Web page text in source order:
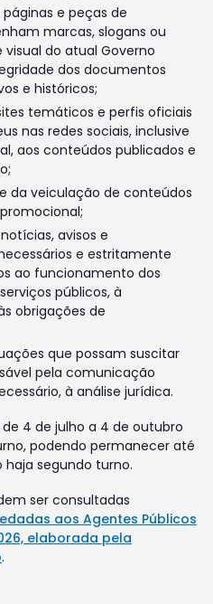
e peças de
marcas, slogans ou
do atual Governo
dos documentos
e históricos;
temáticos e perfis oficiais
nas redes sociais, inclusive
aos conteúdos publicados e
da veiculação de conteúdos
avisos e
e estritamente
ao funcionamento dos
públicos, à
obrigações de
que possam suscitar
pela comunicação
à análise jurídica.
4 de julho a 4 de outubro
podendo permanecer até
haja segundo turno.
ser consultadas
aos Agentes Públicos
elaborada pela
.